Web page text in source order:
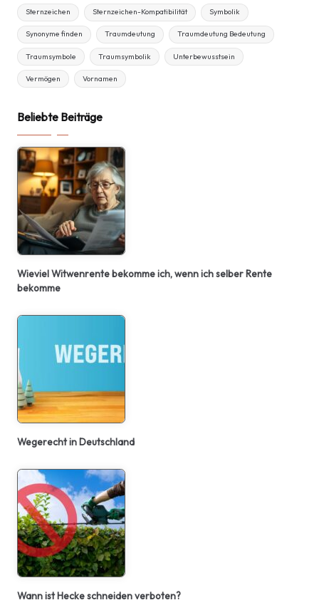
Sternzeichen Sternzeichen-Kompatibilität Symbolik
Synonyme finden Traumdeutung Traumdeutung Bedeutung
Traumsymbole Traumsymbolik Unterbewusstsein
Vermögen Vornamen
Beliebte Beiträge
Wieviel Witwenrente bekomme ich, wenn ich selber Rente
bekomme
Wegerecht in Deutschland
Wann ist Hecke schneiden verboten?